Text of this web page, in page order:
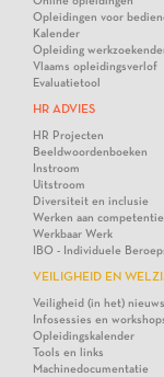
Opleidingen voor
Kalender
Opleiding
Vlaams opleidingsverlof
Evaluatietool
HR ADVIES
HR Projecten
Beeldwoordenboeken
Instroom
Uitstroom
Diversiteit en inclusie
Werken aan
Werkbaar Werk
IBO - Individuele
VEILIGHEID EN
Veiligheid (in het) nieuws
Infosessies en
Opleidingskalender
Tools en links
Machinedocumentatie